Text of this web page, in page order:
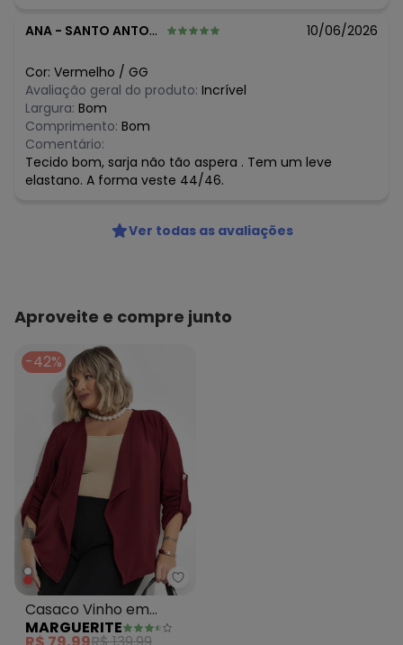
ANA - SANTO ANTONIO DO LEVERGER - MT 10/06/2026
Cor: Vermelho / GG
Avaliação geral do produto: Incrível
Largura: Bom
Comprimento: Bom
Comentário:
Tecido bom, sarja não tão aspera . Tem um leve
elastano. A forma veste 44/46.
Ver todas as avaliações
Aproveite e compre junto
-42%
Marguerite - Casaco Vinho em
Casaco Vinho em
Malha Crepe
MARGUERITE